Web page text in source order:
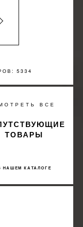
5334
ВСЕ
НАШЕМ КАТАЛОГЕ
ТОВАРЫ